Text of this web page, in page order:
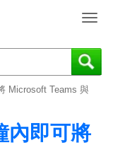
T
g
g
a
Microsoft Teams 與
內即可將